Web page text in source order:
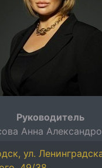
ул.
Руководитель
Анна